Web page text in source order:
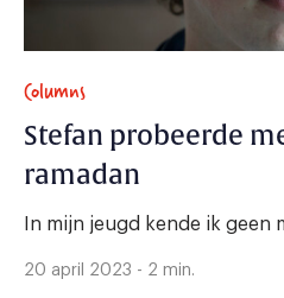
Columns
Stefan probeerde
ramadan
In mijn jeugd kende ik geen
20 april 2023 - 2 min.